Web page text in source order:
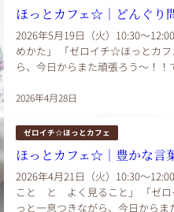
ほっとカフェ☆｜どんぐり
2026年4月28日
2026年5月19日（火）10:30〜
めかた」 「ゼロイチ☆ほっとカ
ら、今日からまた頑張ろう～！
ゼロイチ☆ほっとカフェ
ほっとカフェ☆｜豊かな
2026年4月21日（火）10:30〜
こと と よく見ること」 「ゼロ
っと一息つきながら、今日から